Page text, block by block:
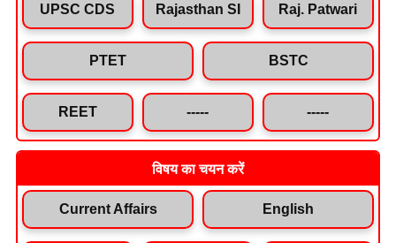
UPSC CDS Rajasthan SI Raj. Patwari
PTET BSTC
REET ----- -----
विषय का चयन करें
Current Affairs English